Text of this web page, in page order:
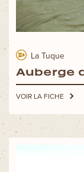
La Tuque
Auberge
VOIR LA FICHE